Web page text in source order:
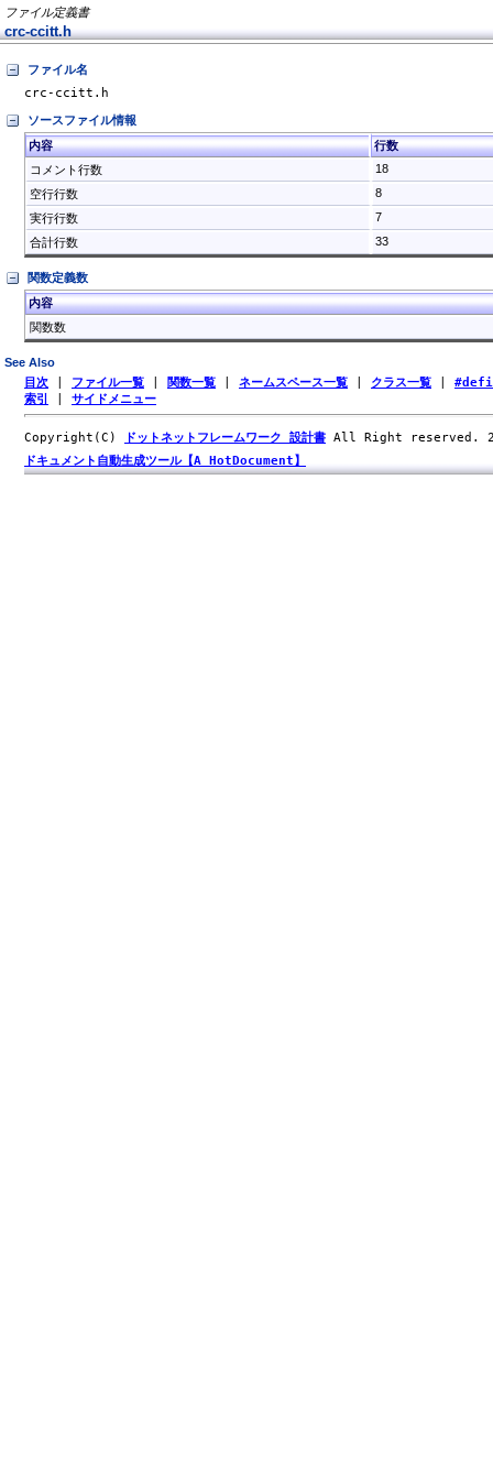
ファイル定義書
crc-ccitt.h
ファイル名
crc-ccitt.h
ソースファイル情報
内容
行数
コメント行数
18
空行行数
8
実行行数
7
合計行数
33
関数定義数
内容
関数数
See Also
目次 ファイル一覧 関数一覧 ネームスペース一覧 クラス一覧
索引
サイドメニュー
Copyright(C) ドットネットフレームワーク 設計書 All Right reserved.
ドキュメント自動生成ツール【A HotDocument】